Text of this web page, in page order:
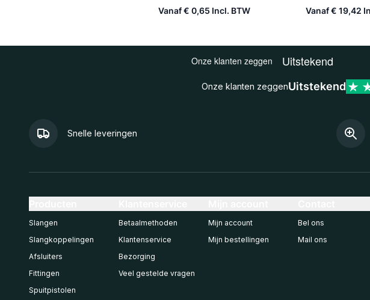
Vanaf€ 0,65
In winkelwagen Vanaf€ 19,42
In
Onze klanten zeggenUitstekend
Snelle leveringen
Slangen
Slangkoppelingen
Afsluiters
Fittingen
Spuitpistolen
Betaalmethoden
Klantenservice
Bezorging
Veel gestelde vragen
Mijn account
Mijn bestellingen
Bel ons
Mail ons